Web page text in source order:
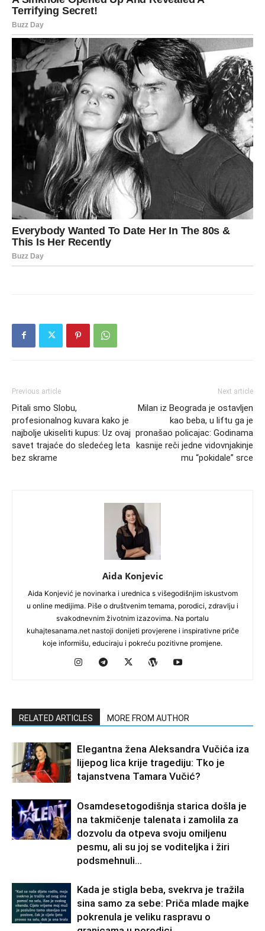
Previous article
Pitali smo Slobu,
profesionalnog kuvara kako je
najbolje ukiseliti kupus: Uz ovaj
savet trajaće do sledećeg leta
bez skrame
Next article
Milan iz Beograda je ostavljen
kao beba, u liftu ga je
pronašao policajac: Godinama
kasnije reči jedne vidovnjakinje
mu “pokidale” srce
Aida Konjevic
Aida Konjević je novinarka i urednica s višegodišnjim iskustvom
u online medijima. Piše o društvenim temama, porodici, zdravlju i
svakodnevnim životnim izazovima. Na portalu
kuhajtesanama.net nastoji donijeti provjerene i inspirativne priče
koje informišu, educiraju i pokreću pozitivne promjene.
RELATED ARTICLES MORE FROM AUTHOR
Elegantna žena Aleksandra Vučića iza
lijepog lica krije tragediju: Tko je
tajanstvena Tamara Vučić?
Osamdesetogodišnja starica došla je
na takmičenje talenata i zamolila za
dozvolu da otpeva svoju omiljenu
pesmu, ali su joj se voditeljka i žiri
podsmehnuli...
Kada je stigla beba, svekrva je tražila
sina samo za sebe: Priča mlade majke
pokrenula je veliku raspravu o